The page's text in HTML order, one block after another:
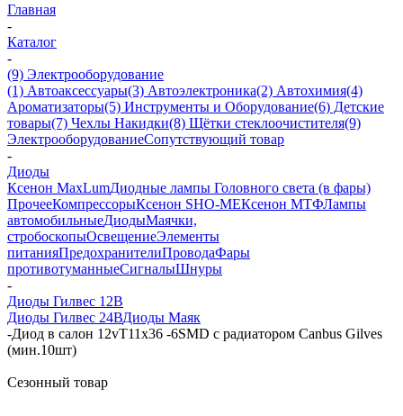
Главная
-
Каталог
-
(9) Электрооборудование
(1) Автоаксессуары(3) Автоэлектроника(2) Автохимия(4)
Ароматизаторы(5) Инструменты и Оборудование(6) Детские
товары(7) Чехлы Накидки(8) Щётки стеклоочистителя(9)
ЭлектрооборудованиеСопутствующий товар
-
Диоды
Ксенон MaxLumДиодные лампы Головного света (в фары)
ПрочееКомпрессорыКсенон SHO-MEКсенон МТФЛампы
автомобильныеДиодыМаячки,
стробоскопыОсвещениеЭлементы
питанияПредохранителиПроводаФары
противотуманныеСигналыШнуры
-
Диоды Гилвес 12В
Диоды Гилвес 24ВДиоды Маяк
-Диод в салон 12vT11х36 -6SMD с радиатором Canbus Gilves
(мин.10шт)
Сезонный товар